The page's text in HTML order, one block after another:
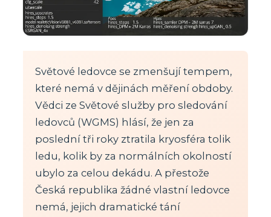
Světové ledovce se zmenšují tempem,
které nemá v dějinách měření obdoby.
Vědci ze Světové služby pro sledování
ledovců (WGMS) hlásí, že jen za
poslední tři roky ztratila kryosféra tolik
ledu, kolik by za normálních okolností
ubylo za celou dekádu. A přestože
Česká republika žádné vlastní ledovce
nemá, jejich dramatické tání